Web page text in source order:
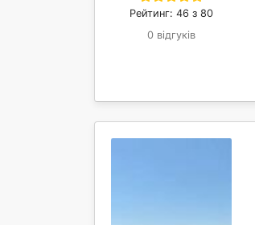
Рейтинг: 46 з 80
0 відгуків